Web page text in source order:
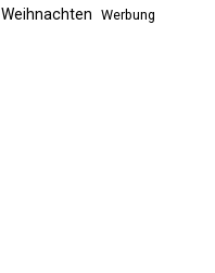
Weihnachten Werbung